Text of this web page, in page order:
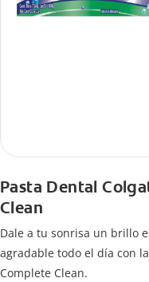
Pasta Dental
Clean
Dale a tu sonrisa un brillo
agradable todo el día con
Complete Clean.